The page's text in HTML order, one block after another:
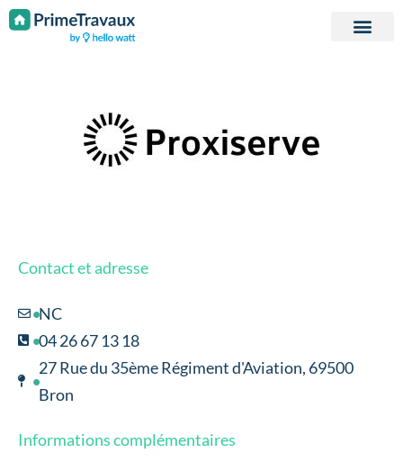
Passer au contenu
Contact et adresse
NC
04 26 67 13 18
27 Rue du 35ème Régiment d'Aviation, 69500
Bron
Informations complémentaires